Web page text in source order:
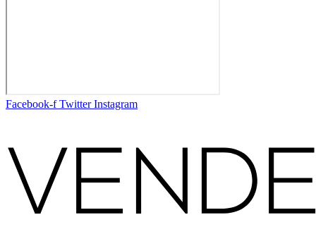
Facebook-f Twitter Instagram